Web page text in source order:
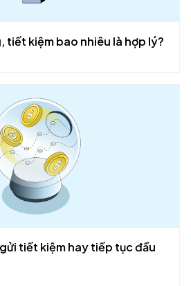
tiết kiệm bao nhiêu là hợp lý?
tiết kiệm hay tiếp tục đầu